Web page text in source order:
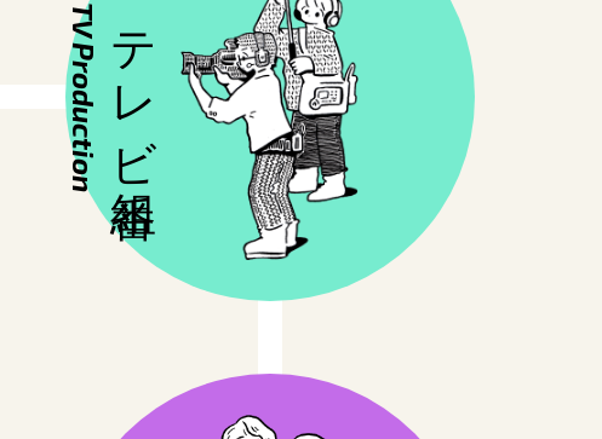
TV Productionテレビ番組